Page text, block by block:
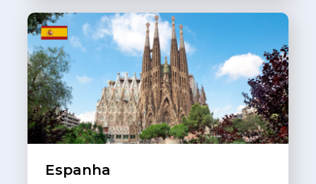
Espanha